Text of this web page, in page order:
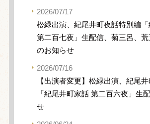
2026/07/17
松緑出演、紀尾井町夜話特別編
第二百七夜」生配信、菊三呂、
のお知らせ
2026/07/16
【出演者変更】松緑出演、紀尾
「紀尾井町家話 第二百六夜」生
せ